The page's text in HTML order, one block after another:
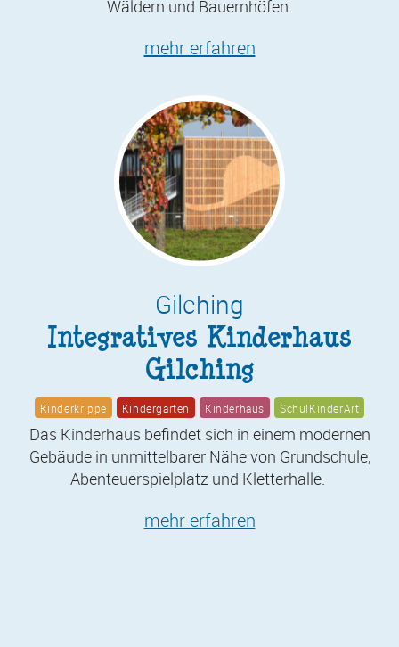
Wäldern und Bauernhöfen.
mehr erfahren
Gilching
Integratives Kinderhaus
Gilching
Kinderkrippe Kindergarten Kinderhaus SchulKinderArt
Das Kinderhaus befindet sich in einem modernen
Gebäude in unmittelbarer Nähe von Grundschule,
Abenteuerspielplatz und Kletterhalle.
mehr erfahren